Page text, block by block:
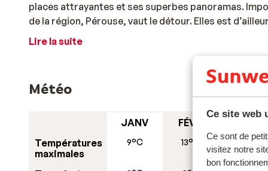
Ce site web
Ce sont de
visitez notre
bon
places attrayantes et ses superbes panoramas.
de la région, Pérouse, vaut le détour. Elles est
Vous pourrez vous balader dans les rues escarpées
commerciale. Les autres villes à découvrir lors de
Bien sûr, lors de vacances en Ombrie, vous aurez
d’une découverte de la région à scooter ou d’un
bataille de Trasimène, au cours de laquelle
d’autres villes d’Italie, nous vous recommandons
Lire la suite
Météo
Températures
maximales
JANV
9°C
FÉVR
13°C 15°C